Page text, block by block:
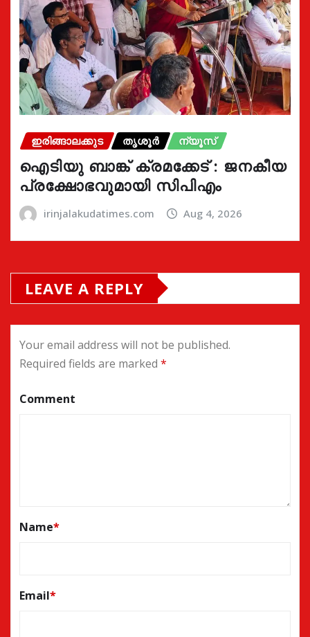
ഇരിങ്ങാലക്കുട തൃശൂർ ന്യൂസ്
ഐടിയു ബാങ്ക് ക്രമക്കേട് : ജനകീയ
പ്രക്ഷോഭവുമായി സിപിഎം
irinjalakudatimes.com Aug 4, 2026
LEAVE A REPLY
Your email address will not be published.
Required fields are marked *
Comment
Name*
Email*